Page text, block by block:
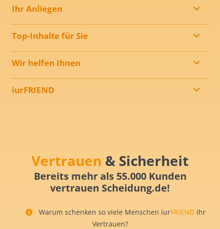
Ihr Anliegen
Top-Inhalte für Sie
Wir helfen Ihnen
iurFRIEND
Vertrauen & Sicherheit
Bereits mehr als 55.000 Kunden
vertrauen Scheidung.de!
Warum schenken so viele Menschen iurFRIEND ihr
Vertrauen?